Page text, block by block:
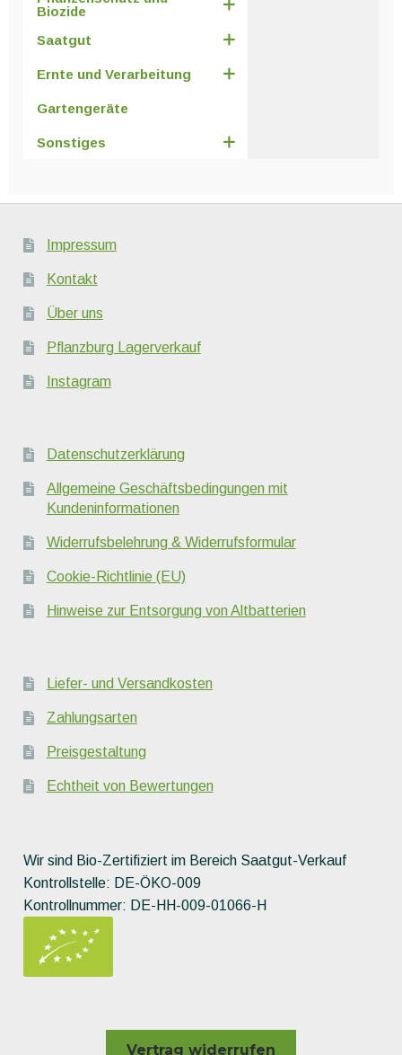
Biozide
Saatgut
Ernte und Verarbeitung
Gartengeräte
Sonstiges
Impressum
Kontakt
Über uns
Pflanzburg Lagerverkauf
Instagram
Datenschutzerklärung
Allgemeine Geschäftsbedingungen mit
Kundeninformationen
Widerrufsbelehrung & Widerrufsformular
Cookie-Richtlinie (EU)
Hinweise zur Entsorgung von Altbatterien
Liefer- und Versandkosten
Zahlungsarten
Preisgestaltung
Echtheit von Bewertungen
Wir sind Bio-Zertifiziert im Bereich Saatgut-Verkauf
Kontrollstelle: DE-ÖKO-009
Kontrollnummer: DE-HH-009-01066-H
Vertrag widerrufen